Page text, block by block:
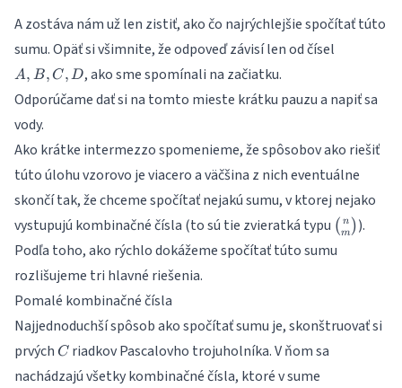
A zostáva nám už len zistiť, ako čo najrýchlejšie spočítať túto
sumu. Opäť si všimnite, že odpoveď závisí len od čísel
A, B, C, D, ako sme spomínali na začiatku.
Odporúčame dať si na tomto mieste krátku pauzu a napiť sa
vody.
Ako krátke intermezzo spomenieme, že spôsobov ako riešiť
túto úlohu vzorovo je viacero a väčšina z nich eventuálne
skončí tak, že chceme spočítať nejakú sumu, v ktorej nejako
vystupujú kombinačné čísla (to sú tie zvieratká typu
{m}
( m
n )).
Podľa toho, ako rýchlo dokážeme spočítať túto sumu
rozlišujeme tri hlavné riešenia.
Pomalé kombinačné čísla
Najjednoduchší spôsob ako spočítať sumu je, skonštruovať si
prvých C
C riadkov Pascalovho trojuholníka. V ňom sa
nachádzajú všetky kombinačné čísla, ktoré v sume